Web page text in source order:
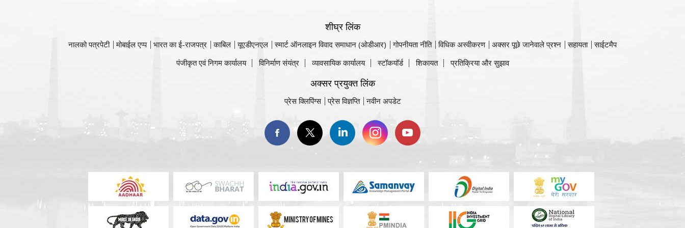
शीघ्र लिंक
नालको पत्रपेटी मोबाईल एप्प भारत का ई-राजपत्र काबिल यूएडीएनएल स्मार्ट ऑनलाइन विवाद समाधान (ओडीआर) गोपनीयता नीति विधिक अस्वीकरण अक्सर पूछे जानेवाले प्रश्न सहायता
साईटमैप
पंजीकृत एवं निगम कार्यालय
विनिर्माण संयंत्र व्यावसायिक कार्यालय स्टॉकयॉर्ड शिकायत प्रतिक्रिया और सुझाव
अक्सर प्रयुक्त लिंक
प्रेस क्लिपिंग्स प्रेस विज्ञप्ति नवीन अपडेट